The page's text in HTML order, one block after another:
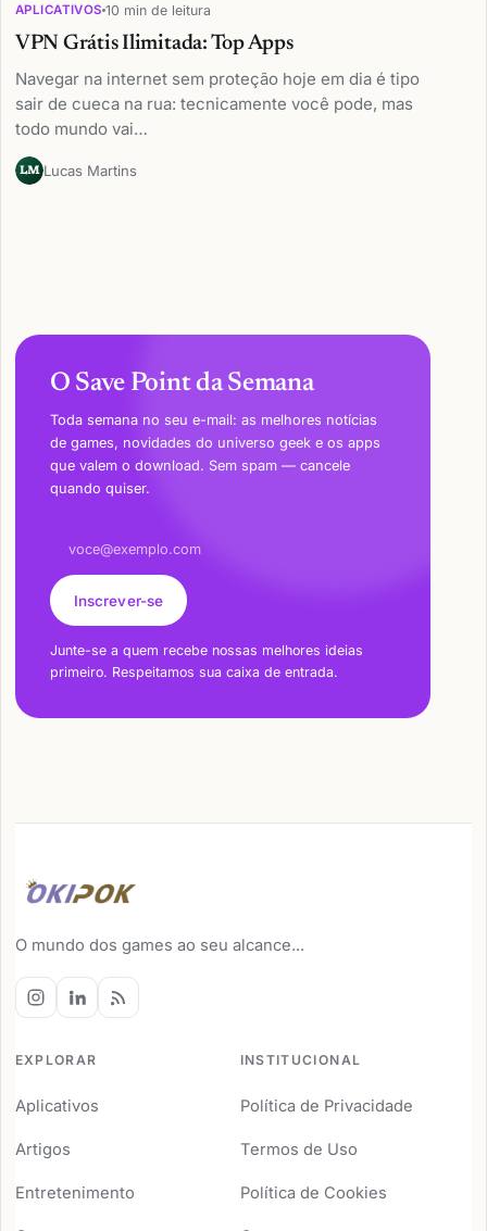
APLICATIVOS 10 min de leitura
VPN Grátis Ilimitada: Top Apps
Navegar na internet sem proteção hoje em dia é tipo
sair de cueca na rua: tecnicamente você pode, mas
todo mundo vai…
LM Lucas Martins
O Save Point da Semana
Toda semana no seu e-mail: as melhores notícias
de games, novidades do universo geek e os apps
que valem o download. Sem spam — cancele
quando quiser.
Inscrever-se
Junte-se a quem recebe nossas melhores ideias
primeiro. Respeitamos sua caixa de entrada.
O mundo dos games ao seu alcance...
EXPLORAR
Aplicativos
Artigos
Entretenimento
INSTITUCIONAL
Política de Privacidade
Termos de Uso
Política de Cookies